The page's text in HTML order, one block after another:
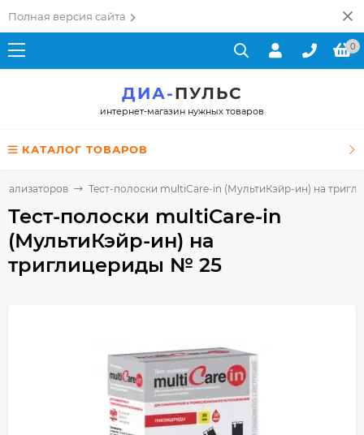
Полная версия сайта
0
ДИА-ПУЛЬС
интернет-магазин нужных товаров
КАТАЛОГ ТОВАРОВ
Тест-полоски multiCare-in (МультиКэйр-ин) на
Тест-полоски multiCare-in
(МультиКэйр-ин) на
триглицериды № 25